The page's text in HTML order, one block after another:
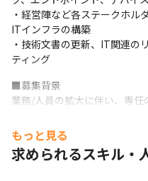
・経営陣など各ステークホル
ITインフラの構築
・技術⽂書の更新、IT関連の
ティング
■募集背景
業務/人員の拡大に伴い、専
る業務をお任せします。
(現在は、ソフトウェアエン
中)
もっと見る
求められるスキル・